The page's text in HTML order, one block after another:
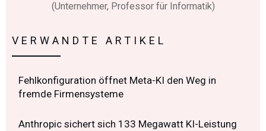
(Unternehmer, Professor für Informatik)
VERWANDTE ARTIKEL
Fehlkonfiguration öffnet Meta-KI den Weg in
fremde Firmensysteme
Anthropic sichert sich 133 Megawatt KI-Leistung